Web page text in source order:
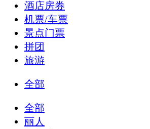
酒店房券
机票/车票
景点门票
拼团
旅游
全部
全部
丽人